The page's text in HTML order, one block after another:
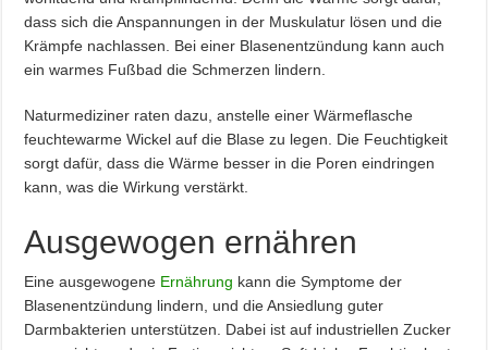
dass sich die Anspannungen in der Muskulatur lösen und die
Krämpfe nachlassen. Bei einer Blasenentzündung kann auch
ein warmes Fußbad die Schmerzen lindern.
Naturmediziner raten dazu, anstelle einer Wärmeflasche
feuchtewarme Wickel auf die Blase zu legen. Die Feuchtigkeit
sorgt dafür, dass die Wärme besser in die Poren eindringen
kann, was die Wirkung verstärkt.
Ausgewogen ernähren
Eine ausgewogene Ernährung kann die Symptome der
Blasenentzündung lindern, und die Ansiedlung guter
Darmbakterien unterstützen. Dabei ist auf industriellen Zucker